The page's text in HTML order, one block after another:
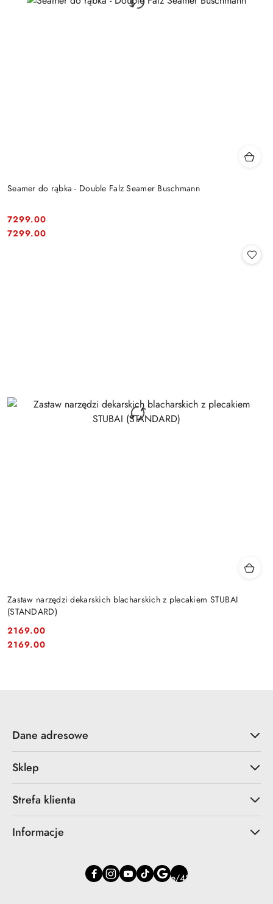
Seamer do rąbka - Double Falz Seamer Buschmann
Cena:
7299.00
Cena:
7299.00
Zastaw narzędzi dekarskich blacharskich z plecakiem STUBAI
(STANDARD)
Cena:
2169.00
Cena:
2169.00
Dane adresowe
Sklep
Strefa klienta
Informacje